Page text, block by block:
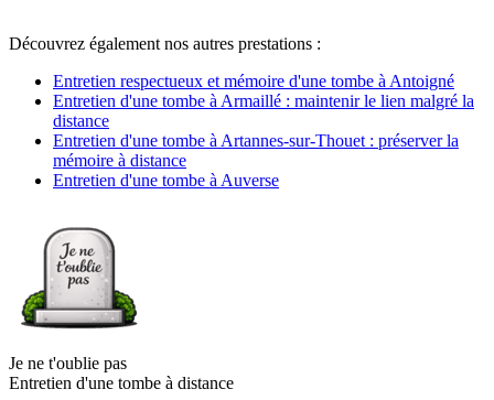
Découvrez également nos autres prestations :
Entretien respectueux et mémoire d'une tombe à Antoigné
Entretien d'une tombe à Armaillé : maintenir le lien malgré la
distance
Entretien d'une tombe à Artannes-sur-Thouet : préserver la
mémoire à distance
Entretien d'une tombe à Auverse
Je ne t'oublie pas
Entretien d'une tombe à distance